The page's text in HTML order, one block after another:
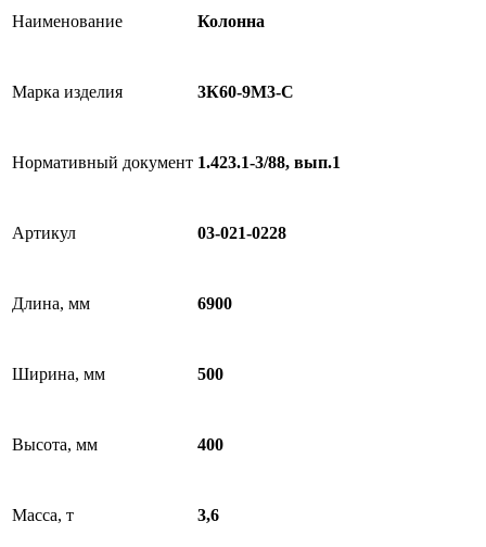
Наименование Колонна
Марка изделия 3К60-9М3-С
Нормативный документ 1.423.1-3/88, вып.1
Артикул 03-021-0228
Длина, мм 6900
Ширина, мм 500
Высота, мм 400
Масса, т 3,6